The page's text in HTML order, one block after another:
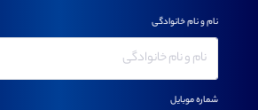
نام و نام خانوادگی
شماره موبایل